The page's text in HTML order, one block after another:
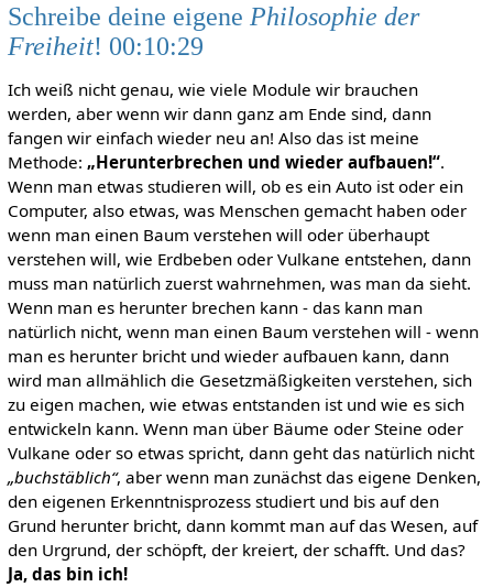
Schreibe deine eigene Philosophie der
Freiheit! 00:10:29
Ich weiß nicht genau, wie viele Module wir brauchen
werden, aber wenn wir dann ganz am Ende sind, dann
fangen wir einfach wieder neu an! Also das ist meine
Methode: „Herunterbrechen und wieder aufbauen!“.
Wenn man etwas studieren will, ob es ein Auto ist oder ein
Computer, also etwas, was Menschen gemacht haben oder
wenn man einen Baum verstehen will oder überhaupt
verstehen will, wie Erdbeben oder Vulkane entstehen, dann
muss man natürlich zuerst wahrnehmen, was man da sieht.
Wenn man es herunter brechen kann - das kann man
natürlich nicht, wenn man einen Baum verstehen will - wenn
man es herunter bricht und wieder aufbauen kann, dann
wird man allmählich die Gesetzmäßigkeiten verstehen, sich
zu eigen machen, wie etwas entstanden ist und wie es sich
entwickeln kann. Wenn man über Bäume oder Steine oder
Vulkane oder so etwas spricht, dann geht das natürlich nicht
„buchstäblich“, aber wenn man zunächst das eigene Denken,
den eigenen Erkenntnisprozess studiert und bis auf den
Grund herunter bricht, dann kommt man auf das Wesen, auf
den Urgrund, der schöpft, der kreiert, der schafft. Und das?
Ja, das bin ich!